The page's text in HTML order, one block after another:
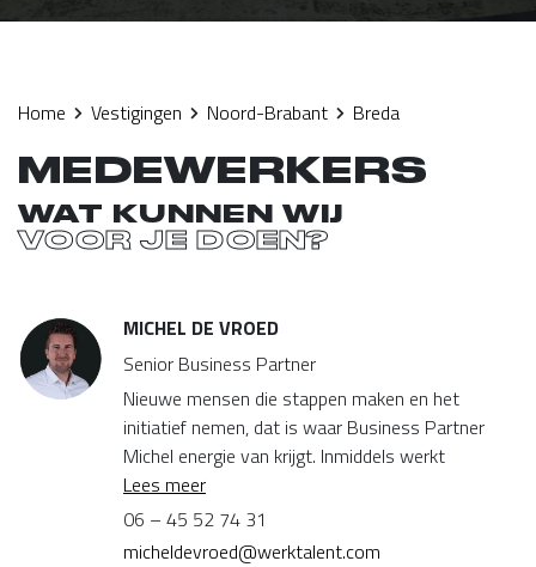
Home Vestigingen Noord-Brabant Breda
MEDEWERKERS
WAT KUNNEN WIJ
VOOR JE DOEN?
MICHEL DE VROED
Senior Business Partner
Nieuwe mensen die stappen maken en het
initiatief nemen, dat is waar Business Partner
Michel energie van krijgt. Inmiddels werkt
Lees meer
06 – 45 52 74 31
micheldevroed@werktalent.com